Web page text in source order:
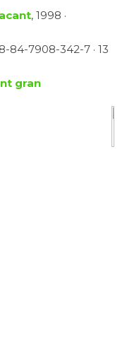
, 1998 ·
84-7908-342-7 · 13
gran